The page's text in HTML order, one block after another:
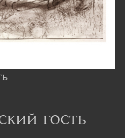
гость